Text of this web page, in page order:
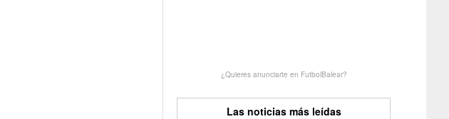
¿Quieres anunciarte en FutbolBalear?
Las noticias más leídas